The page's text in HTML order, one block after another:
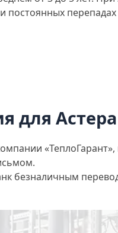
постоянных
для Астера
безналичным